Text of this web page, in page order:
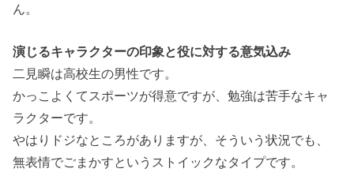
ん。
演じるキャラクターの印象と役に対する意気込み
二見瞬は高校生の男性です。
かっこよくてスポーツが得意ですが、勉強は苦手なキャ
ラクターです。
やはりドジなところがありますが、そういう状況でも、
無表情でごまかすというストイックなタイプです。